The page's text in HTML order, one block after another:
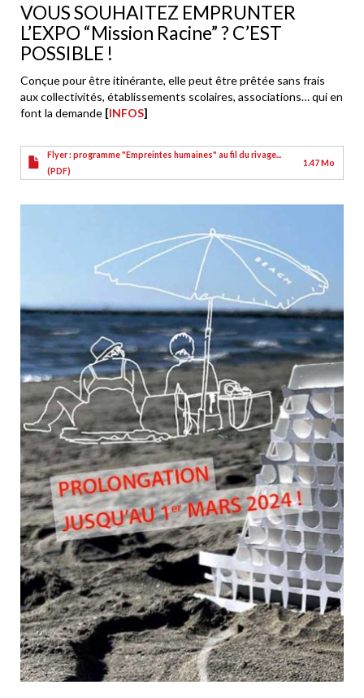
VOUS SOUHAITEZ EMPRUNTER
L’EXPO “Mission Racine” ? C’EST
POSSIBLE !
Conçue pour être itinérante, elle peut être prêtée sans frais
aux collectivités, établissements scolaires, associations… qui en
font la demande [INFOS]
Flyer : programme "Empreintes humaines" au fil du rivage...
(PDF)
1.47 Mo